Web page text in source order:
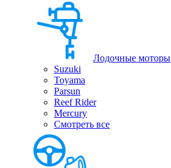
Лодочные моторы
Suzuki
Toyama
Parsun
Reef Rider
Mercury
Смотреть все